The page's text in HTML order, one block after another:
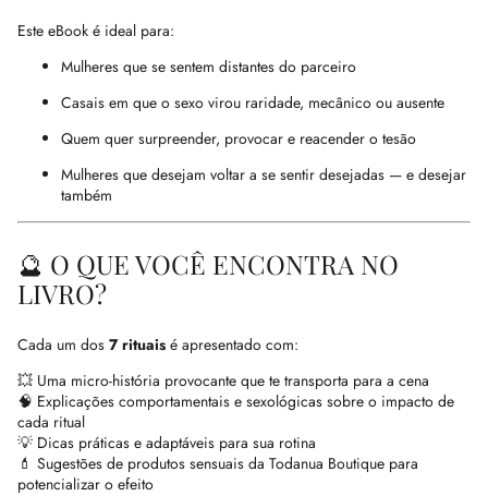
Este eBook é ideal para:
Mulheres que se sentem distantes do parceiro
Casais em que o sexo virou raridade, mecânico ou ausente
Quem quer surpreender, provocar e reacender o tesão
Mulheres que desejam voltar a se sentir desejadas — e desejar
também
🔮 O QUE VOCÊ ENCONTRA NO
LIVRO?
Cada um dos 7 rituais é apresentado com:
💥 Uma micro-história provocante que te transporta para a cena
🧠 Explicações comportamentais e sexológicas sobre o impacto de
cada ritual
💡 Dicas práticas e adaptáveis para sua rotina
💄 Sugestões de produtos sensuais da Todanua Boutique para
potencializar o efeito